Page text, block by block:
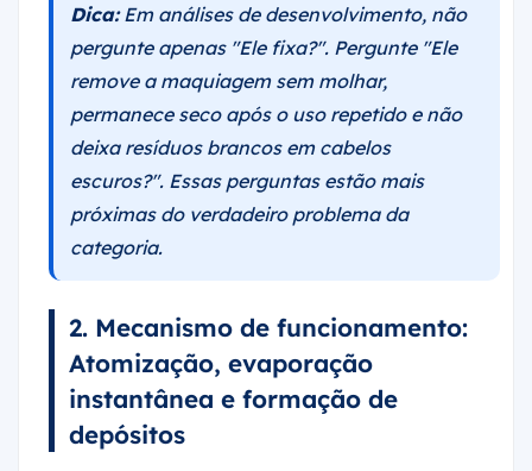
Dica:Em análises de desenvolvimento, não
pergunte apenas "Ele fixa?". Pergunte "Ele
remove a maquiagem sem molhar,
permanece seco após o uso repetido e não
deixa resíduos brancos em cabelos
escuros?". Essas perguntas estão mais
próximas do verdadeiro problema da
categoria.
2. Mecanismo de funcionamento:
Atomização, evaporação
instantânea e formação de
depósitos